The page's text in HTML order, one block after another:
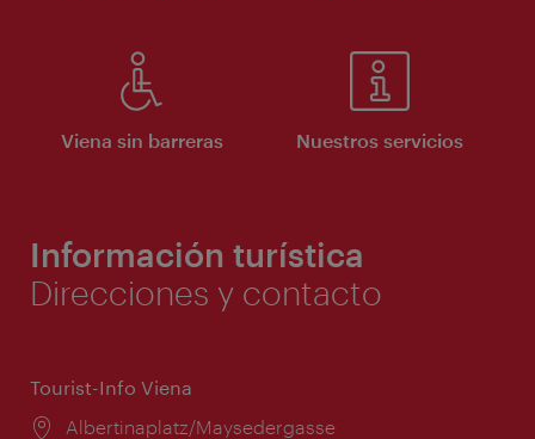
Viena sin barreras Nuestros servicios
Información turística
Direcciones y contacto
Tourist-Info Viena
Lugar:
Albertinaplatz/Maysedergasse